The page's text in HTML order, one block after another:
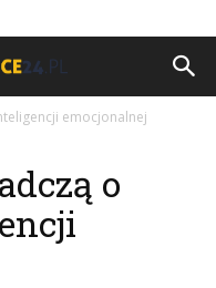
emocjonalnej
o